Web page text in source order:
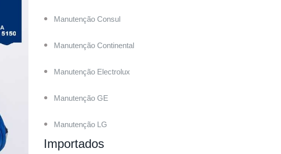
Manutenção Consul
Manutenção Continental
Manutenção Electrolux
Manutenção GE
Manutenção LG
Importados